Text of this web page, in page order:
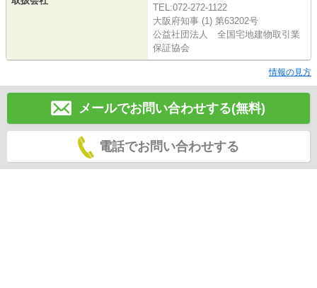
TEL:072-272-1122
大阪府知事 (1) 第63202号
公益社団法人 全国宅地建物取引業
保証協会
情報の見方
メールでお問い合わせする(無料)
電話でお問い合わせする